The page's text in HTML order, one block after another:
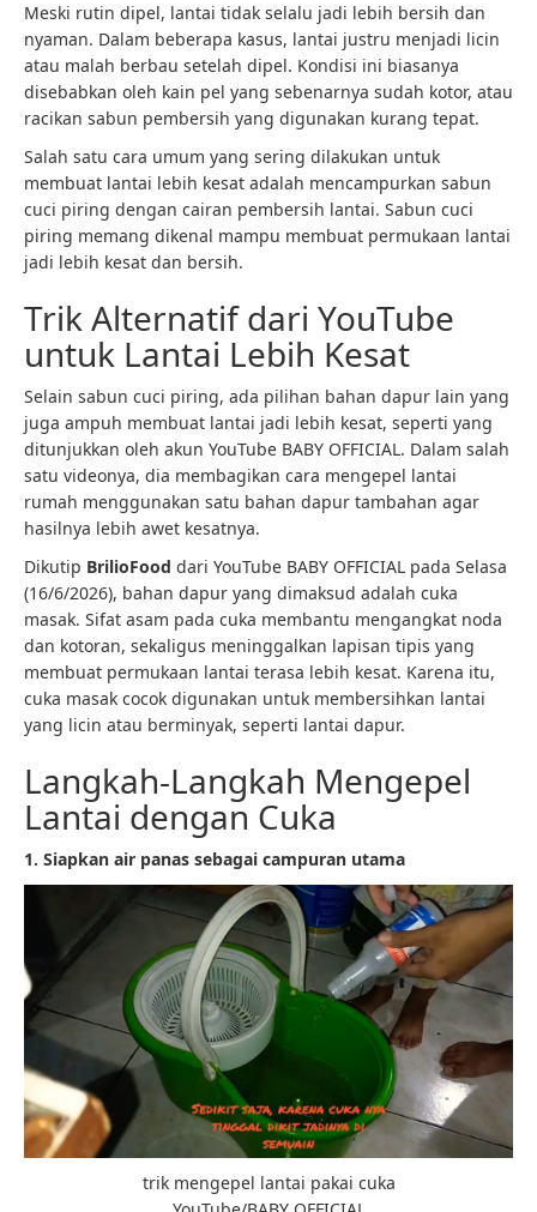
Meski rutin dipel, lantai tidak selalu jadi lebih bersih dan
nyaman. Dalam beberapa kasus, lantai justru menjadi licin
atau malah berbau setelah dipel. Kondisi ini biasanya
disebabkan oleh kain pel yang sebenarnya sudah kotor, atau
racikan sabun pembersih yang digunakan kurang tepat.
Salah satu cara umum yang sering dilakukan untuk
membuat lantai lebih kesat adalah mencampurkan sabun
cuci piring dengan cairan pembersih lantai. Sabun cuci
piring memang dikenal mampu membuat permukaan lantai
jadi lebih kesat dan bersih.
Trik Alternatif dari YouTube
untuk Lantai Lebih Kesat
Selain sabun cuci piring, ada pilihan bahan dapur lain yang
juga ampuh membuat lantai jadi lebih kesat, seperti yang
ditunjukkan oleh akun YouTube BABY OFFICIAL. Dalam salah
satu videonya, dia membagikan cara mengepel lantai
rumah menggunakan satu bahan dapur tambahan agar
hasilnya lebih awet kesatnya.
Dikutip BrilioFood dari YouTube BABY OFFICIAL pada Selasa
(16/6/2026), bahan dapur yang dimaksud adalah cuka
masak. Sifat asam pada cuka membantu mengangkat noda
dan kotoran, sekaligus meninggalkan lapisan tipis yang
membuat permukaan lantai terasa lebih kesat. Karena itu,
cuka masak cocok digunakan untuk membersihkan lantai
yang licin atau berminyak, seperti lantai dapur.
Langkah-Langkah Mengepel
Lantai dengan Cuka
1. Siapkan air panas sebagai campuran utama
trik mengepel lantai pakai cuka